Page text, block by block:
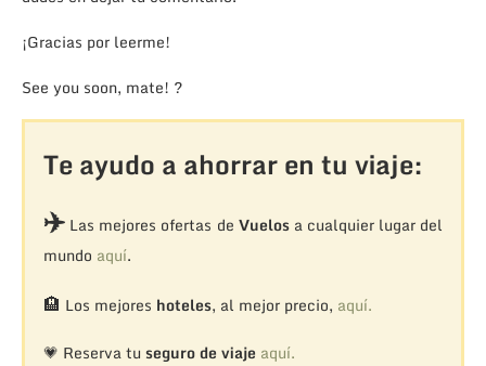
¡Gracias por leerme!
See you soon, mate! ?
Te ayudo a ahorrar en tu viaje:
✈️Las mejores ofertas de Vuelosa cualquier lugar del
mundo aquí.
🏨 Los mejores hoteles, al mejor precio, aquí.
💗 Reserva tu seguro de viaje aquí.